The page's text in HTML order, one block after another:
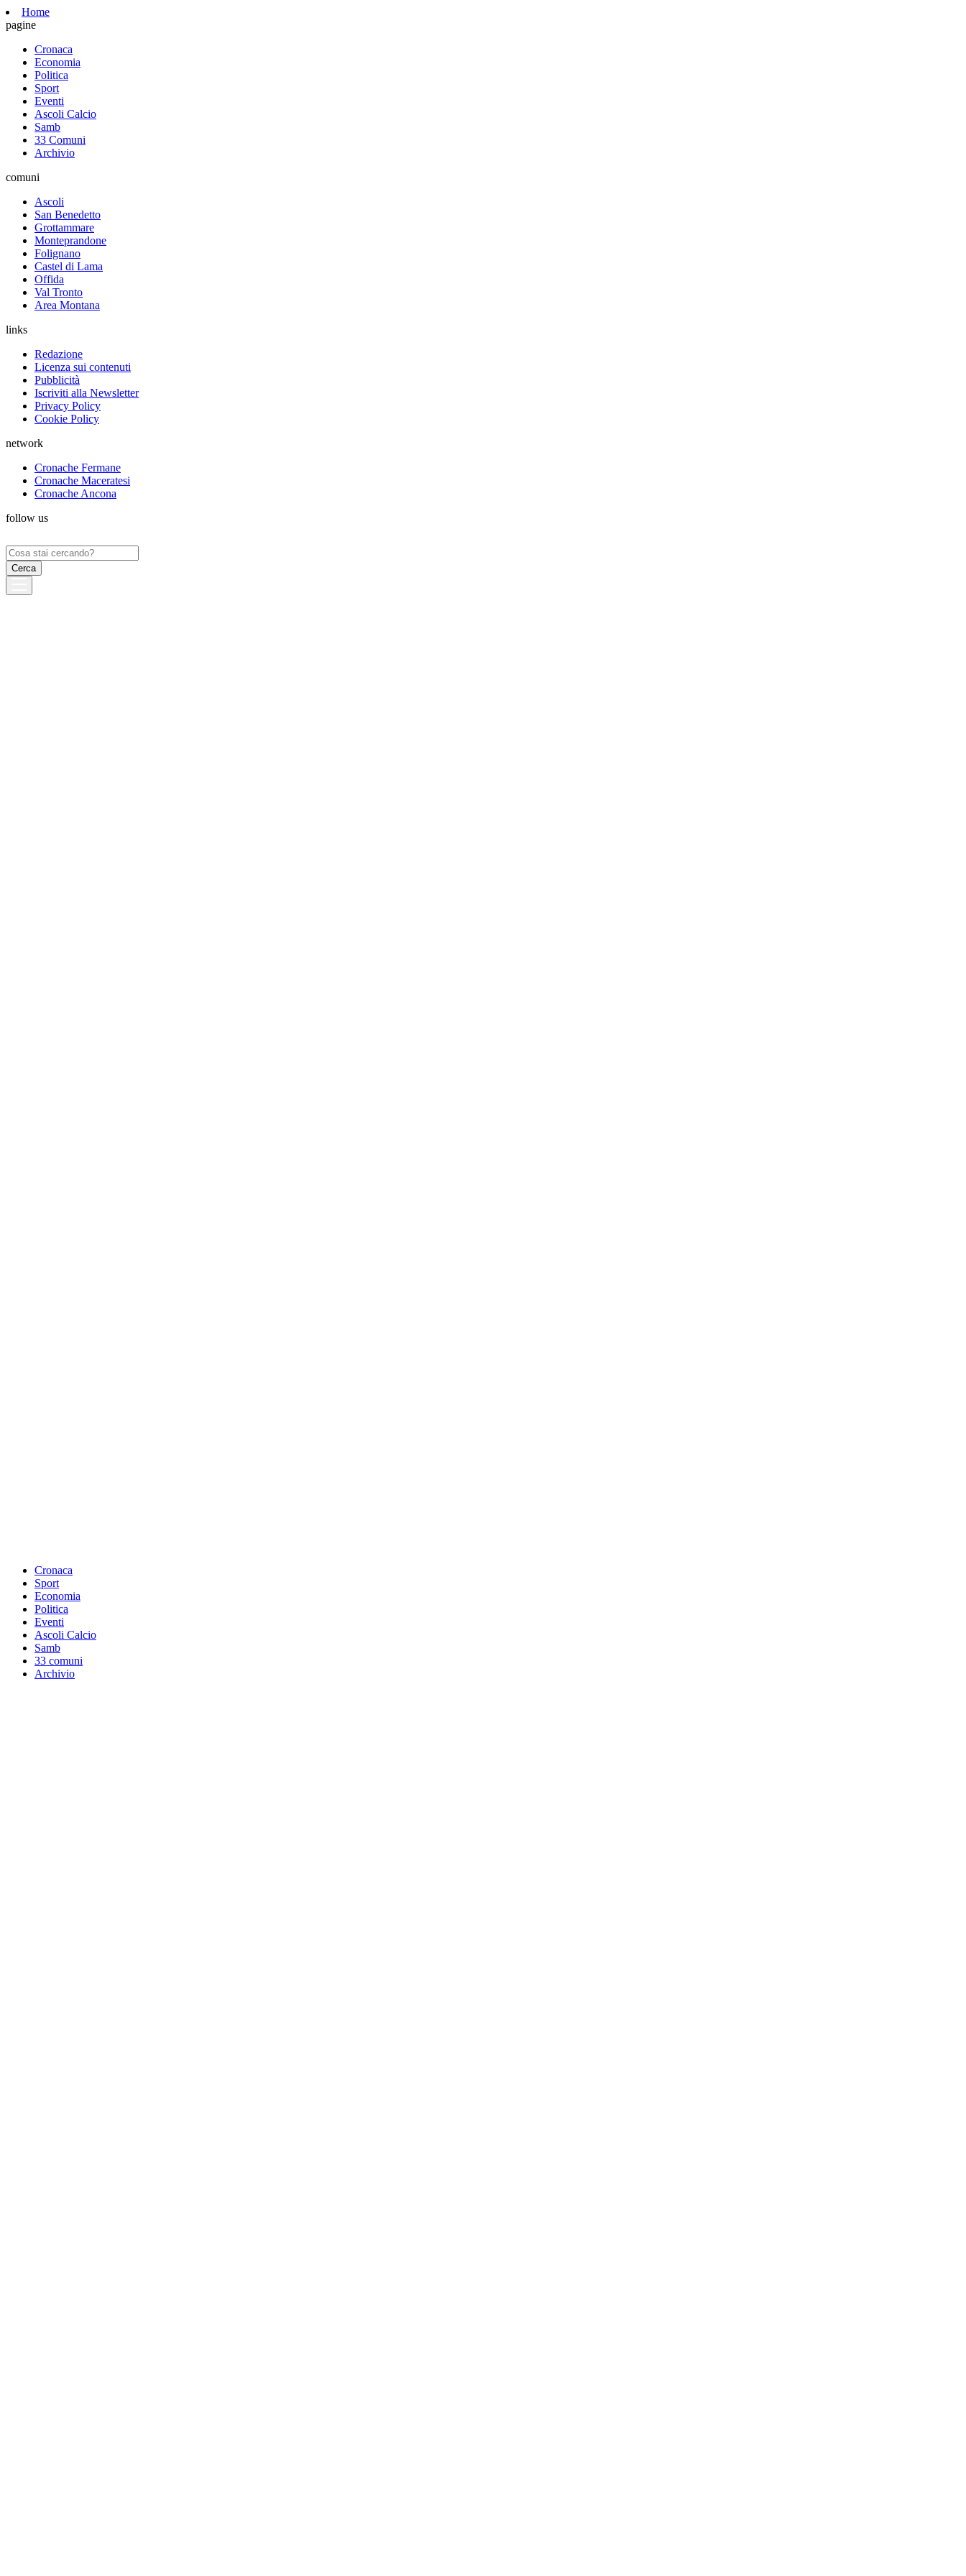
Home
pagine
Cronaca
Economia
Politica
Sport
Eventi
Ascoli Calcio
Samb
33 Comuni
Archivio
comuni
Ascoli
San Benedetto
Grottammare
Monteprandone
Folignano
Castel di Lama
Offida
Val Tronto
Area Montana
links
Redazione
Licenza sui contenuti
Pubblicità
Iscriviti alla Newsletter
Privacy Policy
Cookie Policy
network
Cronache Fermane
Cronache Maceratesi
Cronache Ancona
follow us
Ricerca
per:
Cronaca
Sport
Economia
Politica
Eventi
Ascoli Calcio
Samb
33 comuni
Archivio